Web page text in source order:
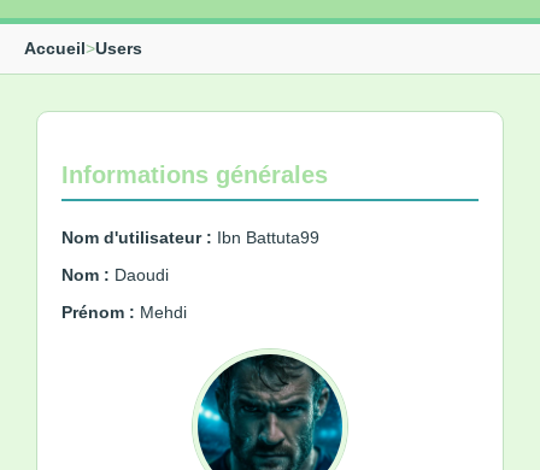
Accueil>Users
Informations générales
Nom d'utilisateur : Ibn Battuta99
Nom : Daoudi
Prénom : Mehdi